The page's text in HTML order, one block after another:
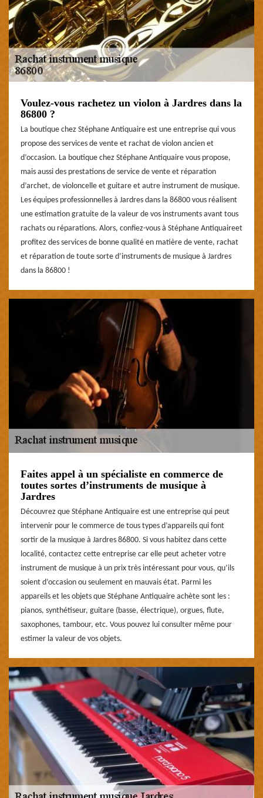
Voulez-vous rachetez un violon à Jardres dans la
86800 ?
La boutique chez Stéphane Antiquaire est une entreprise qui vous
propose des services de vente et rachat de violon ancien et
d’occasion. La boutique chez Stéphane Antiquaire vous propose,
mais aussi des prestations de service de vente et réparation
d’archet, de violoncelle et guitare et autre instrument de musique.
Les équipes professionnelles à Jardres dans la 86800 vous réalisent
une estimation gratuite de la valeur de vos instruments avant tous
rachats ou réparations. Alors, confiez-vous à Stéphane Antiquaireet
profitez des services de bonne qualité en matière de vente, rachat
et réparation de toute sorte d’instruments de musique à Jardres
dans la 86800 !
Faites appel à un spécialiste en commerce de
toutes sortes d’instruments de musique à
Jardres
Découvrez que Stéphane Antiquaire est une entreprise qui peut
intervenir pour le commerce de tous types d’appareils qui font
sortir de la musique à Jardres 86800. Si vous habitez dans cette
localité, contactez cette entreprise car elle peut acheter votre
instrument de musique à un prix très intéressant pour vous, qu’ils
soient d’occasion ou seulement en mauvais état. Parmi les
appareils et les objets que Stéphane Antiquaire achète sont les :
pianos, synthétiseur, guitare (basse, électrique), orgues, flute,
saxophones, tambour, etc. Vous pouvez lui consulter même pour
estimer la valeur de vos objets.